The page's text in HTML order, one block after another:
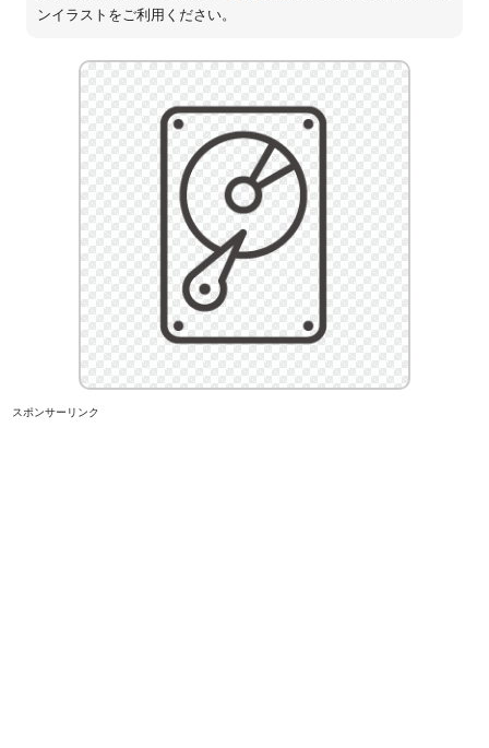
ンイラストをご利用ください。
スポンサーリンク